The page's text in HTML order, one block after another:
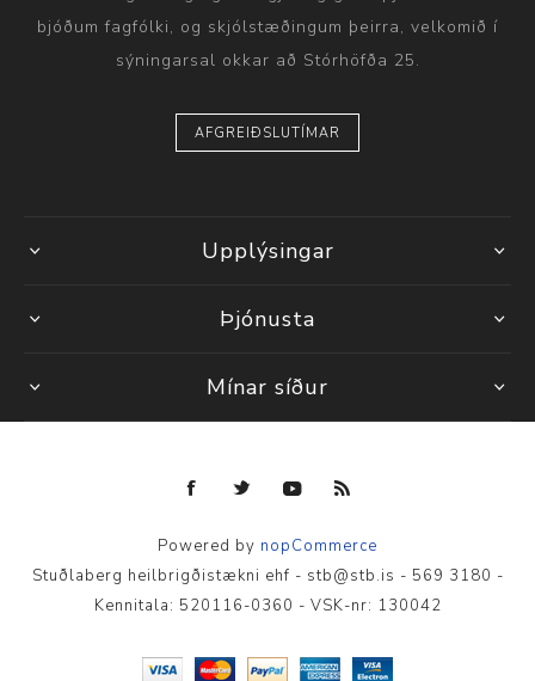
bjóðum fagfólki, og skjólstæðingum þeirra, velkomið í
sýningarsal okkar að Stórhöfða 25.
AFGREIÐSLUTÍMAR
Upplýsingar
Þjónusta
Mínar síður
Powered by nopCommerce
Stuðlaberg heilbrigðistækni ehf - stb@stb.is - 569 3180 -
Kennitala: 520116-0360 - VSK-nr: 130042